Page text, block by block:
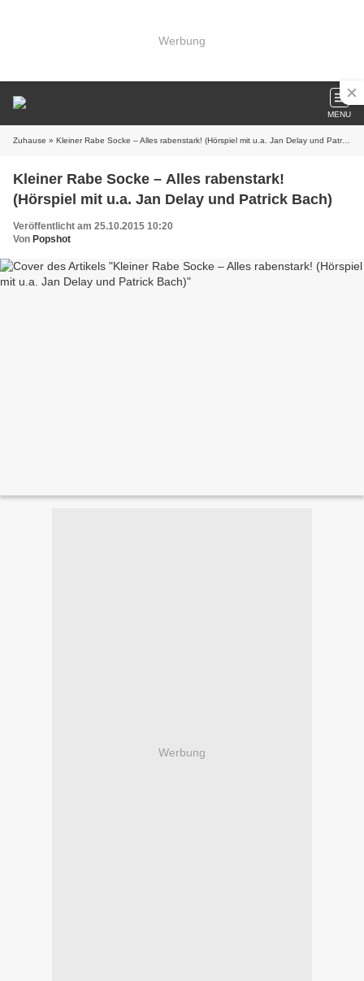
Werbung
MENU
Zuhause » Kleiner Rabe Socke – Alles rabenstark! (Hörspiel mit u.a. Jan Delay und Patrick Bach)
Kleiner Rabe Socke – Alles rabenstark!
(Hörspiel mit u.a. Jan Delay und Patrick Bach)
Veröffentlicht am 25.10.2015 10:20
Von Popshot
Werbung